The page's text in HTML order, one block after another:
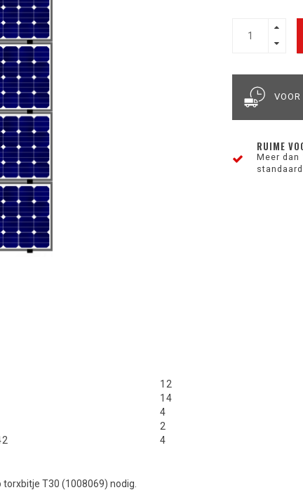
RUIME
Meer dan
12
14
4
2
4
torxbitje T30 (1008069) nodig.